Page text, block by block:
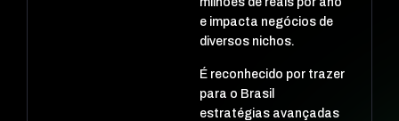
e impacta negócios de
diversos nichos.
É reconhecido por trazer
para o Brasil
estratégias avançadas